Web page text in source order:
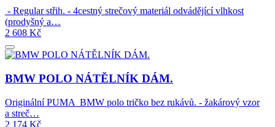
- Regular střih. - 4cestný strečový materiál odvádějící vlhkost
(prodyšný a…
2 608 Kč
BMW POLO NÁTĚLNÍK DÁM.
Originální PUMA BMW polo tričko bez rukávů. - žakárový vzor
a streč…
2 174 Kč